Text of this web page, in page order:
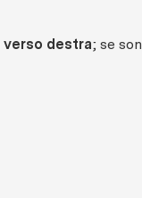
verso destra; se